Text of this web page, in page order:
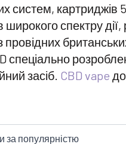
систем, картриджів
спектру дії,
провідних
спеціально
засіб. CBD vape